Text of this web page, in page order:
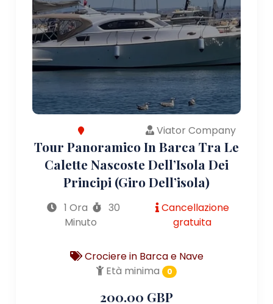
Viator Company
Tour Panoramico In Barca Tra Le
Calette Nascoste Dell’Isola Dei
Principi (giro Dell’isola)
1 Ora
30
Minuto
Cancellazione
gratuita
Crociere in Barca e Nave
Età minima
0
200.00 GBP